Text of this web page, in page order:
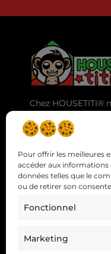
Pour offrir les meilleures
accéder aux informations
données telles que le
ou de retirer son
Fonctionnel
Marketing
Chez HOUSETITI®
meilleure
Copyright © 2026